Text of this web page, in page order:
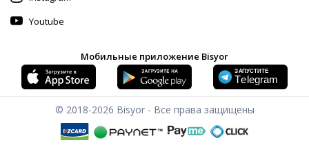
Youtube
Мобильные приложение Bisyor
© 2018-2026 Bisyor - Все права защищены